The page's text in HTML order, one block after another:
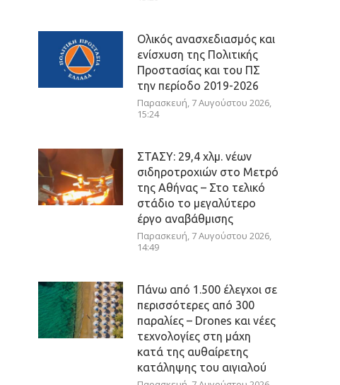
Ολικός ανασχεδιασμός και
ενίσχυση της Πολιτικής
Προστασίας και του ΠΣ
την περίοδο 2019-2026
Παρασκευή, 7 Αυγούστου 2026,
15:24
ΣΤΑΣΥ: 29,4 χλμ. νέων
σιδηροτροχιών στο Μετρό
της Αθήνας – Στο τελικό
στάδιο το μεγαλύτερο
έργο αναβάθμισης
Παρασκευή, 7 Αυγούστου 2026,
14:49
Πάνω από 1.500 έλεγχοι σε
περισσότερες από 300
παραλίες – Drones και νέες
τεχνολογίες στη μάχη
κατά της αυθαίρετης
κατάληψης του αιγιαλού